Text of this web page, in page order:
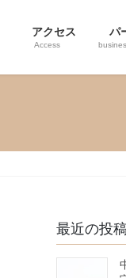
アクセス
Access
パ
最近の投